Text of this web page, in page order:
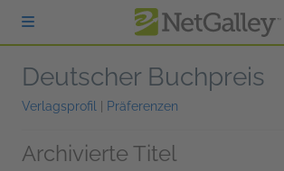
zum Hauptinhalt springen
Deutscher Buchpreis
Verlagsprofil Präferenzen
Archivierte Titel